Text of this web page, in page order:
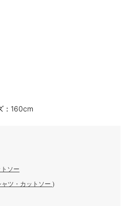
：160cm
ソー
ャツ・カットソー )